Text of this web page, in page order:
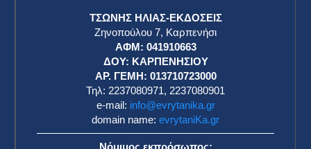
ΤΣΩΝΗΣ ΗΛΙΑΣ-ΕΚΔΟΣΕΙΣ
Ζηνοπούλου 7, Καρπενήσι
ΑΦΜ: 041910663
ΔΟΥ: ΚΑΡΠΕΝΗΣΙΟΥ
ΑΡ. ΓΕΜΗ: 013710723000
Τηλ: 2237080971, 2237080901
e-mail: info@evrytanika.gr
domain name: evrytaniKa.gr